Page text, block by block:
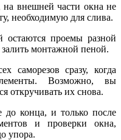
на внешней части окна не
необходимую для слива.
остаются проемы разной
монтажной пеной.
саморезов сразу, когда
Возможно, вы
откручивать их снова.
до конца, и только после
и проверки окна,
упора.